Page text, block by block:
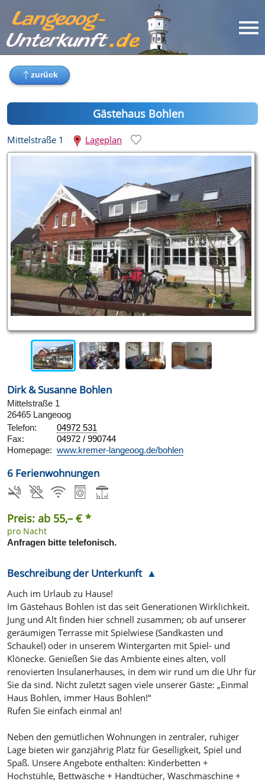
Gästehaus Bohlen
Mittelstraße 1 Lageplan
Dirk & Susanne Bohlen
Mittelstraße 1
26465 Langeoog
Telefon:
04972 531
Fax:
04972 / 990744
Homepage: www.kremer-langeoog.de/bohlen
6 Ferienwohnungen
Preis: ab 55,– € *
pro Nacht
Anfragen bitte telefonisch.
Beschreibung der Unterkunft
Auch im Urlaub zu Hause!
Im Gästehaus Bohlen ist das seit Generationen Wirklichkeit.
Jung und Alt finden hier schnell zusammen; ob auf unserer
geräumigen Terrasse mit Spielwiese (Sandkasten und
Schaukel) oder in unserem Wintergarten mit Spiel- und
Klönecke. Genießen Sie das Ambiente eines alten, voll
renovierten Insulanerhauses, in dem wir rund um die Uhr für
Sie da sind. Nicht zuletzt sagen viele unserer Gäste: „Einmal
Haus Bohlen, immer Haus Bohlen!“
Rufen Sie einfach einmal an!
Neben den gemütlichen Wohnungen in zentraler, ruhiger
Lage bieten wir ganzjährig Platz für Geselligkeit, Spiel und
Spaß. Unsere Angebote enthalten: Kinderbetten +
Hochstühle, Bettwäsche + Handtücher, Waschmaschine +